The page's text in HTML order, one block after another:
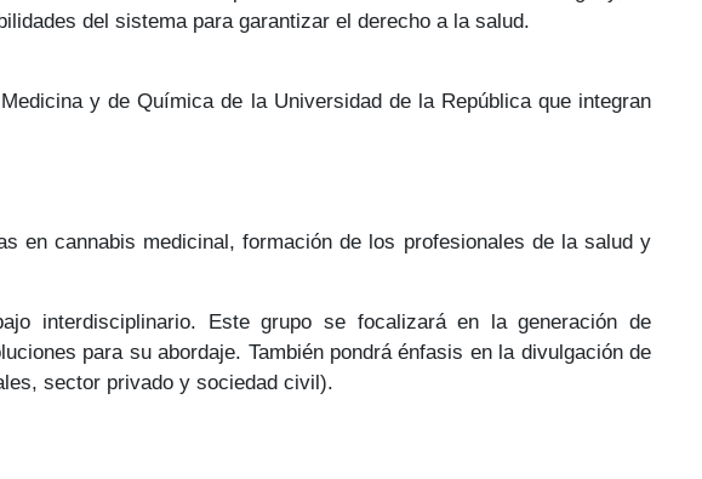
del sistema para garantizar el derecho a la salud.
y de Química de la Universidad de la República que integran
en cannabis medicinal, formación de los profesionales de la salud y
interdisciplinario. Este grupo se focalizará en la generación de
para su abordaje. También pondrá énfasis en la divulgación de
sector privado y sociedad civil).